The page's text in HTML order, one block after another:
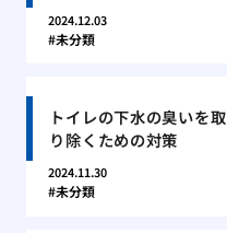
2024.12.03
未分類
トイレの下水の臭いを取
り除くための対策
2024.11.30
未分類